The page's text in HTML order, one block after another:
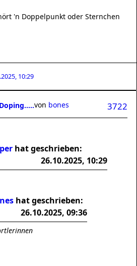
'n Doppelpunkt oder Sternchen
10:29
3722
von bones
hat geschrieben:
26.10.2025, 10:29
hat geschrieben:
26.10.2025, 09:36